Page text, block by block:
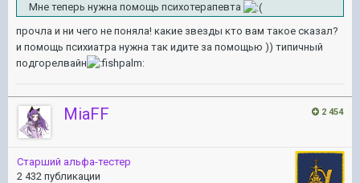
Мне теперь нужна помощь психотерапевта
прочла и ни чего не поняла! какие звезды кто вам такое сказал?
и помощь психиатра нужна так идите за помощью )) типичный
подгорелвайн
2 454
MiaFF
Старший альфа-тестер
2 432 публикации